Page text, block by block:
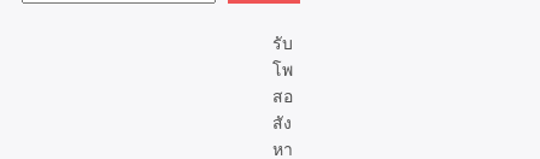
รับ
โพ
สอ
สัง
หา